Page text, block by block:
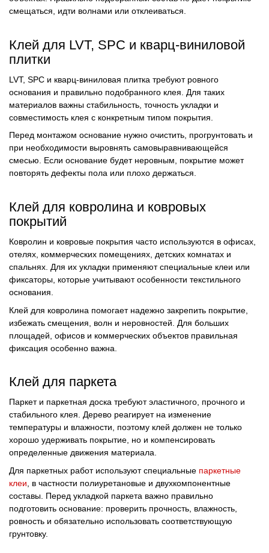
смещаться, идти волнами или отклеиваться.
Клей для LVT, SPC и кварц-виниловой
плитки
LVT, SPC и кварц-виниловая плитка требуют ровного
основания и правильно подобранного клея. Для таких
материалов важны стабильность, точность укладки и
совместимость клея с конкретным типом покрытия.
Перед монтажом основание нужно очистить, прогрунтовать и
при необходимости выровнять самовыравнивающейся
смесью. Если основание будет неровным, покрытие может
повторять дефекты пола или плохо держаться.
Клей для ковролина и ковровых
покрытий
Ковролин и ковровые покрытия часто используются в офисах,
отелях, коммерческих помещениях, детских комнатах и
спальнях. Для их укладки применяют специальные клеи или
фиксаторы, которые учитывают особенности текстильного
основания.
Клей для ковролина помогает надежно закрепить покрытие,
избежать смещения, волн и неровностей. Для больших
площадей, офисов и коммерческих объектов правильная
фиксация особенно важна.
Клей для паркета
Паркет и паркетная доска требуют эластичного, прочного и
стабильного клея. Дерево реагирует на изменение
температуры и влажности, поэтому клей должен не только
хорошо удерживать покрытие, но и компенсировать
определенные движения материала.
Для паркетных работ используют специальные паркетные
клеи , в частности полиуретановые и двухкомпонентные
составы. Перед укладкой паркета важно правильно
подготовить основание: проверить прочность, влажность,
ровность и обязательно использовать соответствующую
грунтовку.